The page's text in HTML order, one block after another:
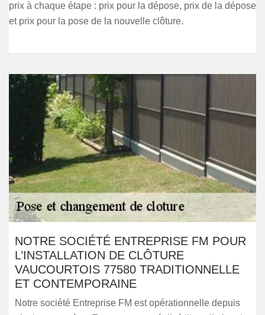
prix à chaque étape : prix pour la dépose, prix de la dépose
et prix pour la pose de la nouvelle clôture.
NOTRE SOCIÉTÉ ENTREPRISE FM POUR
L’INSTALLATION DE CLÔTURE
VAUCOURTOIS 77580 TRADITIONNELLE
ET CONTEMPORAINE
Notre société Entreprise FM est opérationnelle depuis